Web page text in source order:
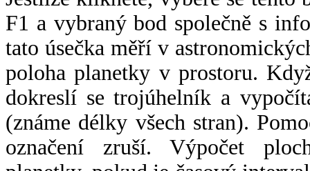
F1 a vybraný bod společně s
tato úsečka měří v
poloha planetky v prostoru.
dokreslí se trojúhelník a
(známe délky všech stran).
označení zruší. Výpočet